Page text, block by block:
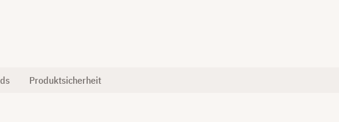
Produktsicherheit